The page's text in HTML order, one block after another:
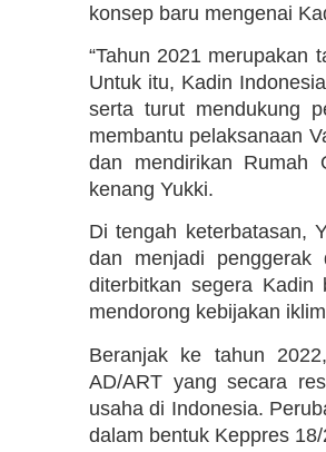
konsep baru mengenai
“Tahun 2021 merupakan
Untuk itu, Kadin
serta turut mendukung
membantu pelaksanaan
dan mendirikan Rumah
kenang Yukki.
Di tengah keterbatasan,
dan menjadi
diterbitkan segera
mendorong kebijakan
Beranjak ke tahun
AD/ART yang secara
usaha di Indonesia.
dalam bentuk Keppres